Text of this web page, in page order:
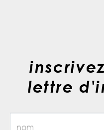
lettre